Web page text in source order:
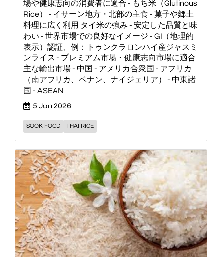
場や健康志向の消費者に適合 - もち米（Glutinous
Rice） - イサーン地方・北部の主食 - 菓子や郷土
料理に広く利用 タイ米の強み - 安定した品質と味
わい - 世界市場での良好なイメージ - GI（地理的
表示）認証、例：トゥンクラロンハイ産ジャスミ
ンライス - プレミアム市場・健康志向市場に適合
主な輸出市場 - 中国 - アメリカ合衆国 - アフリカ
（南アフリカ、ベナン、ナイジェリア） - 中東諸
国 - ASEAN
5 Jan 2026
SOOK FOOD THAI RICE